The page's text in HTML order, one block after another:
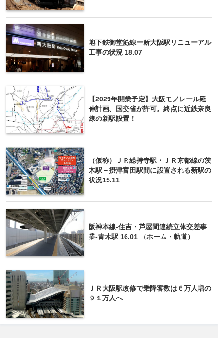
地下鉄御堂筋線ー新大阪駅リニューアル
工事の状況 18.07
【2029年開業予定】大阪モノレール延
伸計画、国交省が許可。終点に近鉄奈良
線の新駅設置！
（仮称）ＪＲ総持寺駅・ＪＲ京都線の茨
木駅－摂津富田駅間に設置される新駅の
状況15.11
阪神本線-住吉・芦屋間連続立体交差事
業-青木駅 16.01 （ホーム・軌道）
ＪＲ大阪駅改修で乗降客数は６万人増の
９１万人へ